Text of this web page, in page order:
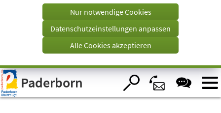
Visuelle
Assistenzsoftware
öffnen.
einem
Tab)
Nur notwendige Cookies
Datenschutzeinstellungen anpassen
Alle Cookies akzeptieren
Paderborn